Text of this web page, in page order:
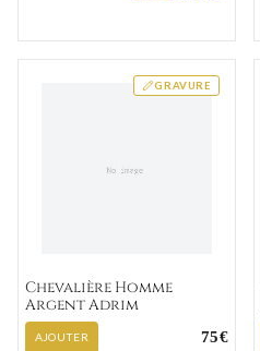
GRAVURE
Chevalière Homme
Argent Adrim
AJOUTER 75€